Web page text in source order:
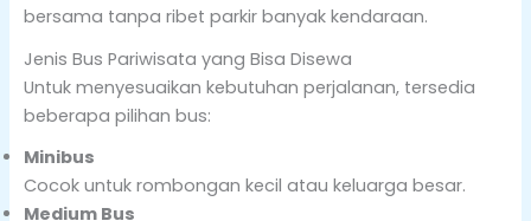
bersama tanpa ribet parkir banyak kendaraan.
Jenis Bus Pariwisata yang Bisa Disewa
Untuk menyesuaikan kebutuhan perjalanan, tersedia
beberapa pilihan bus:
Minibus
Cocok untuk rombongan kecil atau keluarga besar.
Medium Bus